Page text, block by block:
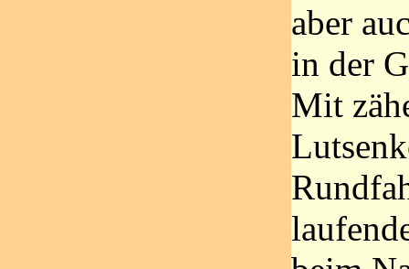
aber
in der
Mit